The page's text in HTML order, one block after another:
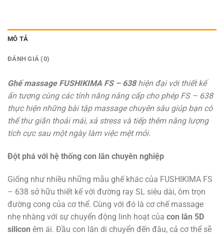
MÔ TẢ
ĐÁNH GIÁ (0)
Ghế massage FUSHIKIMA FS – 638hiện đại với thiết kế
ấn tượng cùng các tính năng nâng cấp cho phép FS – 638
thực hiện những bài tập massage chuyên sâu giúp bạn có
thể thư giãn thoải mái, xả stress và tiếp thêm năng lượng
tích cực sau một ngày làm việc mệt mỏi.
Đột phá với hệ thống con lăn chuyên nghiệp
Giống như nhiều những mẫu ghế khác của FUSHIKIMA FS
– 638 sở hữu thiết kế với đường ray SL siêu dài, ôm trọn
đường cong của cơ thể. Cùng với đó là cơ chế massage
nhẹ nhàng với sự chuyển động linh hoạt của con lăn 5D
silicon êm ái. Đầu con lăn di chuyển đến đâu, cả cơ thể sẽ